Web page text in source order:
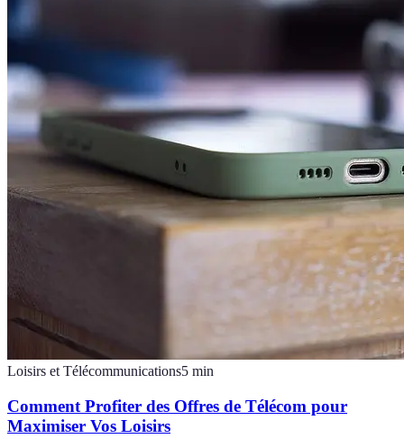
Loisirs et Télécommunications5 min
Comment Profiter des Offres de Télécom pour
Maximiser Vos Loisirs